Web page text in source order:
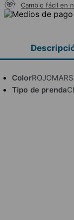
Cambio fácil en
Color
Tipo de prenda